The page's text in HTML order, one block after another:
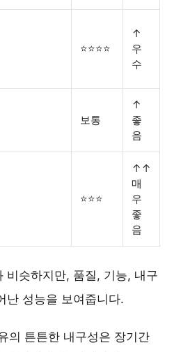
⭐⭐⭐⭐
↑
우
수
보통
↑
좋
음
⭐⭐⭐
↑↑
매
우
좋
음
비슷하지만, 품질, 기능, 내구
난 성능을 보여줍니다.
의 튼튼한 내구성은 장기간